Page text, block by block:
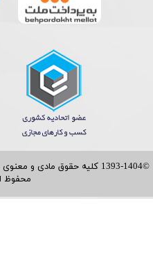
©1393-1404 کلیه حقوق مادی و
محفوظ